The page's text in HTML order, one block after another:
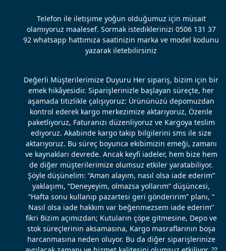
Telefon ile iletişime yoğun olduğumuz için müsait
olamıyoruz maalesef. Sormak istediklerinizi 0506 131 37
92 whatsapp hattımıza saatinizin marka ve model kodunu
yazarak iletebilirsiniz
Değerli Müşterilerimize Duyuru Her sipariş, bizim için bir
emek hikâyesidir. Siparişlerinizle başlayan süreçte, her
aşamada titizlikle çalışıyoruz: Ürününüzü depomuzdan
kontrol ederek kargo merkezimize aktarıyoruz, Özenle
paketliyoruz, Faturanızı düzenliyoruz ve Kargoya teslim
ediyoruz. Akabinde kargo takip bilgilerini sms ile size
aktarıyoruz. Bu süreç boyunca ekibimizin emeği, zamanı
ve kaynakları devrede. Ancak keyfi iadeler, hem bize hem
de diğer müşterilerimize olumsuz etkiler yaratabiliyor.
Şöyle düşünelim: “Aman alayım, nasıl olsa iade ederim”
yaklaşımı, “Deneyeyim, olmazsa yollarım” düşüncesi,
“Hafta sonu kullanıp pazartesi geri gönderirim” planı, “
Nasıl olsa iade hakkım var beğenmezsem iade ederim”
fikri Bizim açımızdan; Kutuların çöpe gitmesine, Depo ve
stok süreçlerinin aksamasına, Kargo masraflarının boşa
harcanmasına neden oluyor. Bu da diğer siparişlerinize